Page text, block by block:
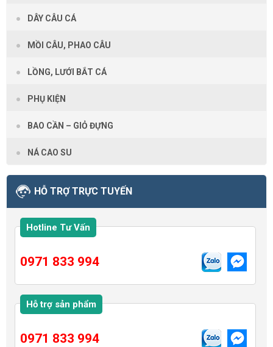
DÂY CÂU CÁ
MỒI CÂU, PHAO CÂU
LỒNG, LƯỚI BẮT CÁ
PHỤ KIỆN
BAO CẦN – GIỎ ĐỰNG
NÁ CAO SU
HỖ TRỢ TRỰC TUYẾN
Hotline Tư Vấn
0971 833 994
Hỗ trợ sản phẩm
0971 833 994